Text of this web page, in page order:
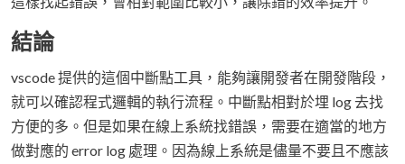
結論
vscode 提供的這個中斷點工具，能夠讓開發者在開發階段，
就可以確認程式邏輯的執行流程。中斷點相對於埋 log 去找
方便的多。但是如果在線上系統找錯誤，需要在適當的地方
做對應的 error log 處理。因為線上系統是儘量不要且不應該